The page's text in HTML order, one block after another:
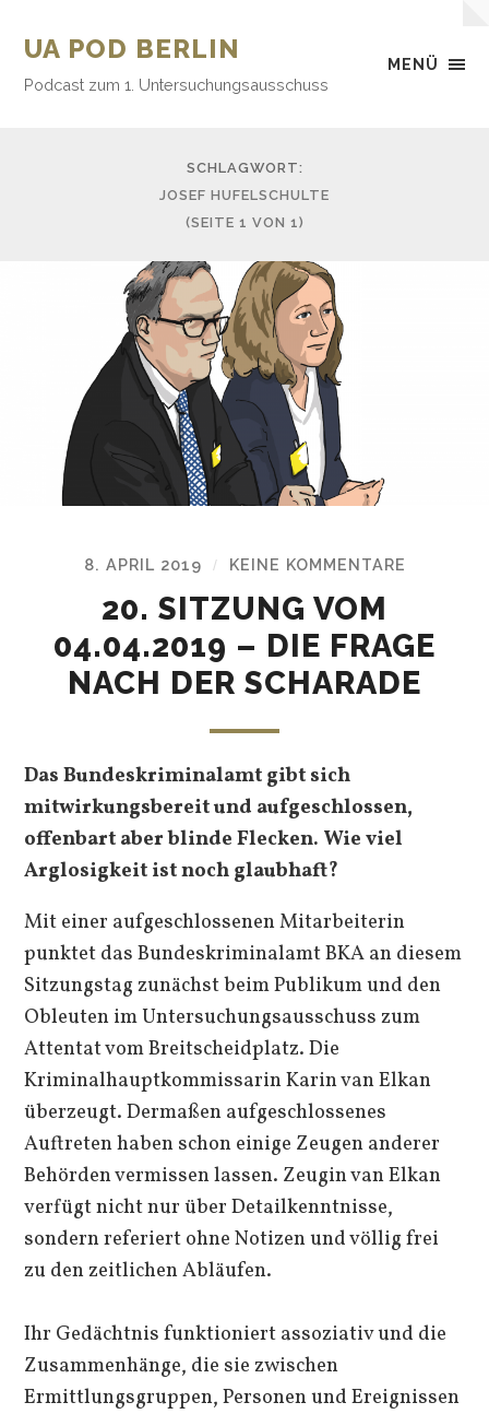
MENÜ
UA POD BERLIN
Podcast zum 1. Untersuchungsausschuss
SCHLAGWORT:
JOSEF HUFELSCHULTE
(SEITE 1 VON 1)
8. APRIL 2019 / KEINE KOMMENTARE
20. SITZUNG VOM
04.04.2019 – DIE FRAGE
NACH DER SCHARADE
Das Bundeskriminalamt gibt sich
mitwirkungsbereit und aufgeschlossen,
offenbart aber blinde Flecken. Wie viel
Arglosigkeit ist noch glaubhaft?
Mit einer aufgeschlossenen Mitarbeiterin
punktet das Bundeskriminalamt BKA an diesem
Sitzungstag zunächst beim Publikum und den
Obleuten im Untersuchungsausschuss zum
Attentat vom Breitscheidplatz. Die
Kriminalhauptkommissarin Karin van Elkan
überzeugt. Dermaßen aufgeschlossenes
Auftreten haben schon einige Zeugen anderer
Behörden vermissen lassen. Zeugin van Elkan
verfügt nicht nur über Detailkenntnisse,
sondern referiert ohne Notizen und völlig frei
zu den zeitlichen Abläufen.
Ihr Gedächtnis funktioniert assoziativ und die
Zusammenhänge, die sie zwischen
Ermittlungsgruppen, Personen und Ereignissen